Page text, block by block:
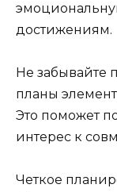
достижениям.
Не забывайте
планы
Это поможет
интерес к
Четкое